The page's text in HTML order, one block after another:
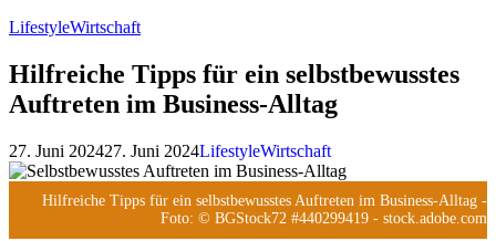
LifestyleWirtschaft
Hilfreiche Tipps für ein selbstbewusstes
Auftreten im Business-Alltag
27. Juni 202427. Juni 2024LifestyleWirtschaft
Hilfreiche Tipps für ein selbstbewusstes Auftreten im Business-Alltag -
Foto: © BGStock72 #440299419 - stock.adobe.com